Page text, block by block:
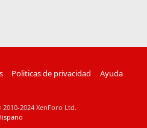
Politicas de privacidad
Ayuda
2010-2024 XenForo Ltd.